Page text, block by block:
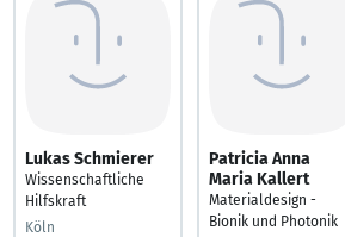
Lukas Schmierer
Wissenschaftliche
Hilfskraft
Köln
Patricia Anna
Maria Kallert
Materialdesign -
Bionik und Photonik